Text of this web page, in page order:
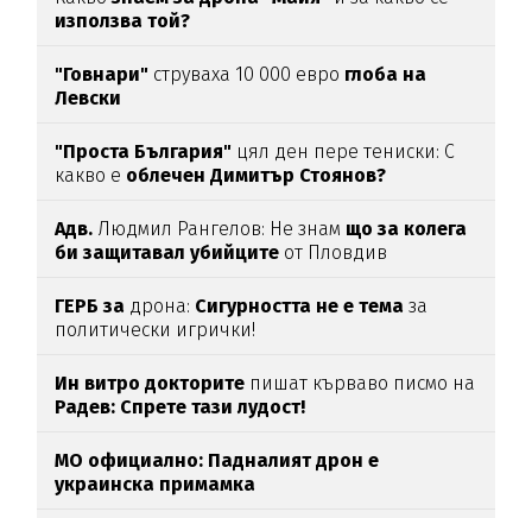
използва той?
"Говнари" струваха 10 000 евро глоба на
Левски
"Проста България" цял ден пере тениски: С
какво е облечен Димитър Стоянов?
Адв. Людмил Рангелов: Не знам що за колега
би защитавал убийците от Пловдив
ГЕРБ за дрона: Сигурността не е темаза
политически игрички!
Ин витро докторите пишат кърваво писмо на
Радев: Спрете тази лудост!
МО официално: Падналият дрон е
украинска примамка